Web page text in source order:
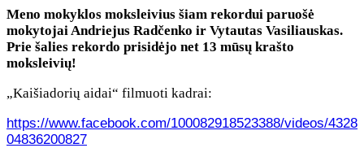
Meno mokyklos moksleivius šiam rekordui paruošė
mokytojai Andriejus Radčenko ir Vytautas Vasiliauskas.
Prie šalies rekordo prisidėjo net 13 mūsų krašto
moksleivių!
„Kaišiadorių aidai“ filmuoti kadrai:
https://www.facebook.com/100082918523388/videos/4328
04836200827